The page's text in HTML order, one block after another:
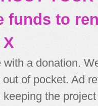
funds to
a donation.
of pocket. Ad
keeping the